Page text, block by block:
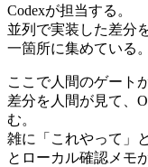
Codexが担当する。
並列で実装した差分
一箇所に集めている。
ここで人間のゲート
差分を人間が見て、
む。
雑に「これやって」
とローカル確認メモ